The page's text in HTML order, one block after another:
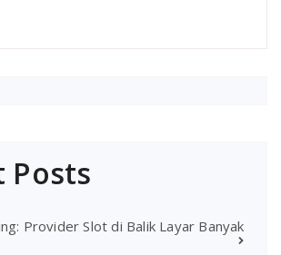
Posts
Provider Slot di Balik Layar Banyak